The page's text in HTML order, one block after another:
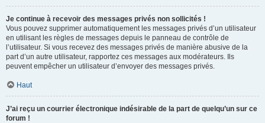
Je continue à recevoir des messages privés non sollicités !
Vous pouvez supprimer automatiquement les messages privés d’un utilisateur
en utilisant les règles de messages depuis le panneau de contrôle de
l’utilisateur. Si vous recevez des messages privés de manière abusive de la
part d’un autre utilisateur, rapportez ces messages aux modérateurs. Ils
peuvent empêcher un utilisateur d’envoyer des messages privés.
Haut
J’ai reçu un courrier électronique indésirable de la part de quelqu’un sur ce
forum !